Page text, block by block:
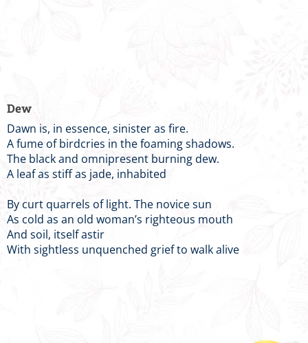
Dew
Dawn is, in essence, sinister as fire.
A fume of birdcries in the foaming shadows.
The black and omnipresent burning dew.
A leaf as stiff as jade, inhabited
By curt quarrels of light. The novice sun
As cold as an old woman’s righteous mouth
And soil, itself astir
With sightless unquenched grief to walk alive